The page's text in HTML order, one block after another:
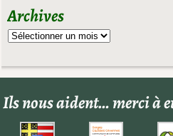
Archives
Ils nous aident… merci à